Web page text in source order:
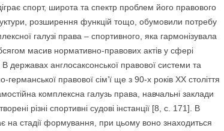
спорт, широта та спектр проблем його правового
розширення функцій тощо, обумовили потребу
галузі права – спортивного, яка гармонізувала
масив нормативно-правових актів у сфері
державах англосаксонської правової системи та
правової сім’ї ще з 90-х років ХХ століття
комплексна галузь права, навчальні заклади
різні спортивні судові інстанції [8, с. 171]. В
на стадії формування, при цьому воно знаходиться